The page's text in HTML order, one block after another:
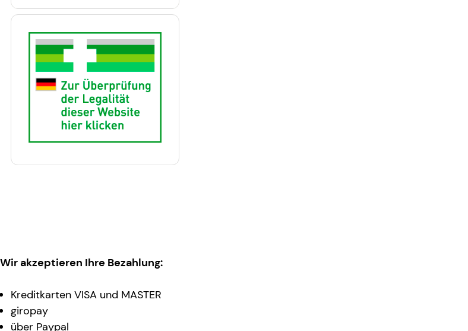
Wir akzeptieren Ihre Bezahlung:
Kreditkarten VISA und MASTER
giropay
über Paypal